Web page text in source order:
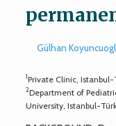
Gülhan
1Private Clinic,
2Department of
University, Istanbul-